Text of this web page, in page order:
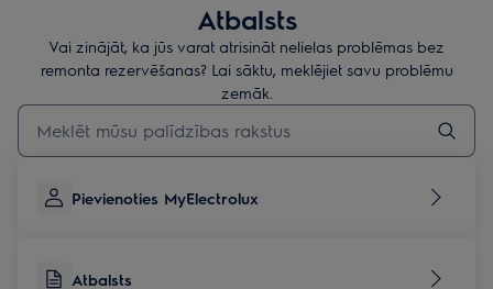
Atbalsts
Vai zinājāt, ka jūs varat atrisināt nelielas problēmas bez
remonta rezervēšanas? Lai sāktu, meklējiet savu problēmu
zemāk.
Rakstiet, lai meklētu rakstus par atbalstu
Pievienoties MyElectrolux
Atbalsts